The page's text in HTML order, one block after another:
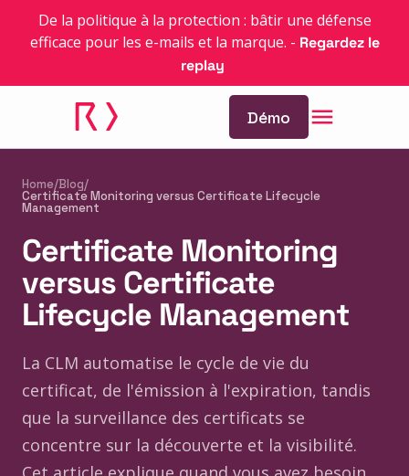
De la politique à la protection : bâtir une défense
efficace pour les e-mails et la marque. - Regardez le
replay
Démo
Home/Blog/
Certificate Monitoring versus Certificate Lifecycle
Management
Certificate Monitoring
versus Certificate
Lifecycle Management
La CLM automatise le cycle de vie du
certificat, de l'émission à l'expiration, tandis
que la surveillance des certificats se
concentre sur la découverte et la visibilité.